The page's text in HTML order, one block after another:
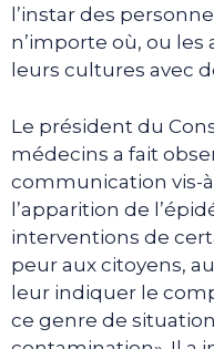
l’instar des
n’importe où, ou
leurs cultures avec
Le président du
médecins a fait
communication vis-
l’apparition de
interventions de
peur aux citoyens,
leur indiquer le
ce genre de